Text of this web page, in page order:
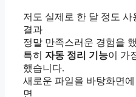
저도 실제로 한 달 정도 사
결과
정말 만족스러운 경험을
특히 자동 정리 기능이 가
했습니다.
새로운 파일을 바탕화면
면